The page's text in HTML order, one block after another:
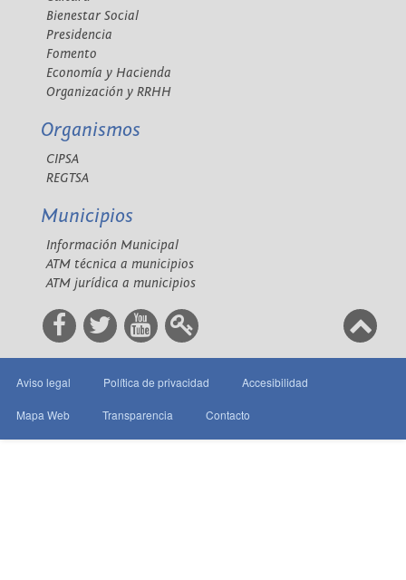
Bienestar Social
Presidencia
Fomento
Economía y Hacienda
Organización y RRHH
Organismos
CIPSA
REGTSA
Municipios
Información Municipal
ATM técnica a municipios
ATM jurídica a municipios
Aviso legal Política de privacidad Accesibilidad
Mapa Web Transparencia Contacto